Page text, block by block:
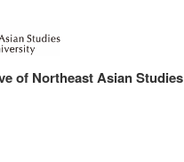
of Northeast Asian Studies